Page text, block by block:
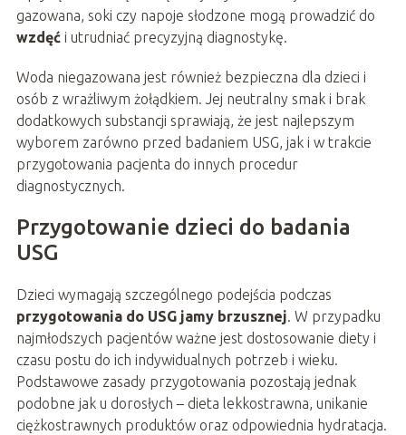
gazowana, soki czy napoje słodzone mogą prowadzić do
wzdęći utrudniać precyzyjną diagnostykę.
Woda niegazowana jest również bezpieczna dla dzieci i
osób z wrażliwym żołądkiem. Jej neutralny smak i brak
dodatkowych substancji sprawiają, że jest najlepszym
wyborem zarówno przed badaniem USG, jak i w trakcie
przygotowania pacjenta do innych procedur
diagnostycznych.
Przygotowanie dzieci do badania
USG
Dzieci wymagają szczególnego podejścia podczas
przygotowania do USG jamy brzusznej. W przypadku
najmłodszych pacjentów ważne jest dostosowanie diety i
czasu postu do ich indywidualnych potrzeb i wieku.
Podstawowe zasady przygotowania pozostają jednak
podobne jak u dorosłych – dieta lekkostrawna, unikanie
ciężkostrawnych produktów oraz odpowiednia hydratacja.